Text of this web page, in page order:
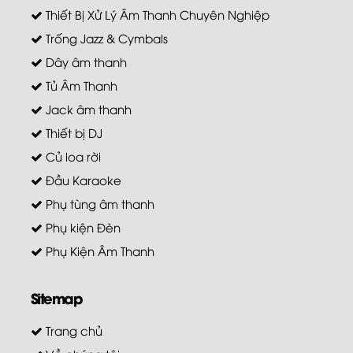
Thiết Bị Xử Lý Âm Thanh Chuyên Nghiệp
Trống Jazz & Cymbals
Dây âm thanh
Tủ Âm Thanh
Jack âm thanh
Thiết bị DJ
Củ loa rời
Đầu Karaoke
Phụ tùng âm thanh
Phụ kiện Đèn
Phụ Kiện Âm Thanh
Sitemap
Trang chủ